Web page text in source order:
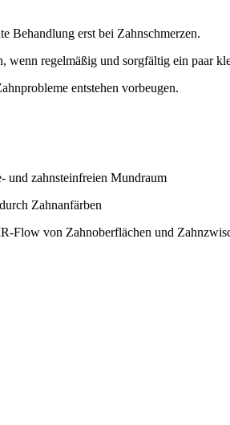
Behandlung erst bei Zahnschmerzen.
wenn regelmäßig und sorgfältig ein paar
entstehen vorbeugen.
und zahnsteinfreien Mundraum
Zahnanfärben
Flow von Zahnoberflächen und